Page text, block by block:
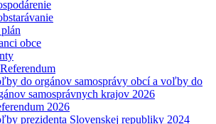
obce
do orgánov samosprávy obcí a voľby do
samosprávnych krajov 2026
2026
prezidenta Slovenskej republiky 2024